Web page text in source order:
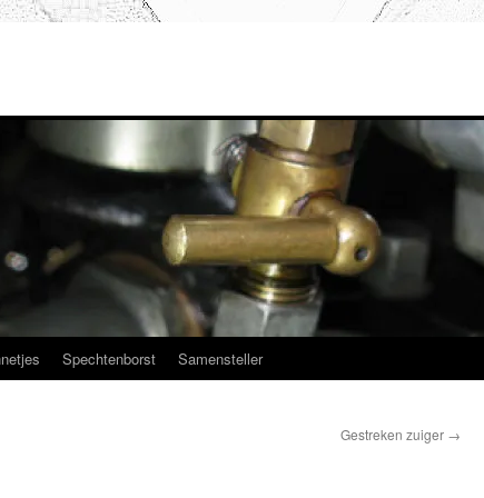
Spechtenborst Samensteller
Gestreken zuiger →